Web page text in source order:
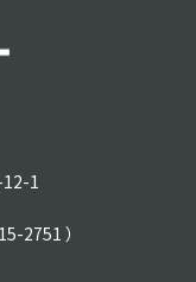
1
2751 ）